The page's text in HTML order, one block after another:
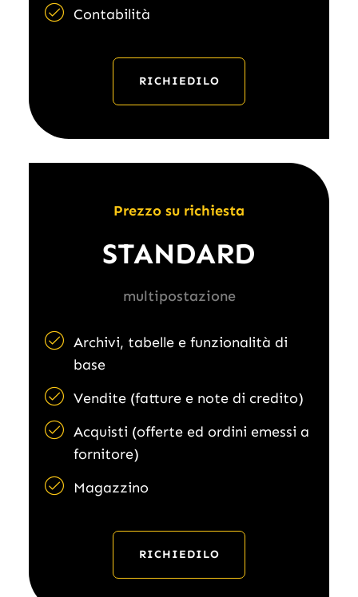
Contabilità
RICHIEDILO
Prezzo su richiesta
STANDARD
multipostazione
Archivi, tabelle e funzionalità di
base
Vendite (fatture e note di credito)
Acquisti (offerte ed ordini emessi a
fornitore)
Magazzino
RICHIEDILO